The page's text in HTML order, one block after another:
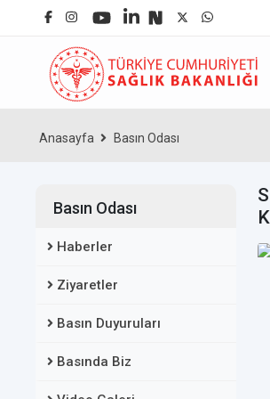
Anasayfa Basın Odası
Basın Odası
Haberler
Ziyaretler
Basın Duyuruları
Basında Biz